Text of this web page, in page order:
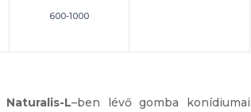
600-1000
Naturalis-L–ben lévő gomba konídiumai